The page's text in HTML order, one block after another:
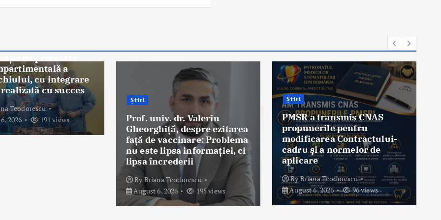
dr. Valeriu
despre ezitarea
Știri
PMSR a transmis CNAS
propunerile pentru
modificarea Contractului-
cadru şi a normelor de
aplicare
By Briana Teodorescu
August 6, 2026
96 views
Știri
Colaborare
interdisciplinară pentru
realizarea unui transplant
hepatic la Bucureşti
ByBriana Teodorescu
August 6, 2026
206 views